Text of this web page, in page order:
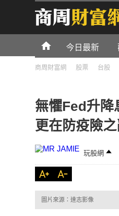
今日最新
商周財富網 股票 台股
無懼Fed升降
更在防疫險
玩股網
圖片來源：達志影像